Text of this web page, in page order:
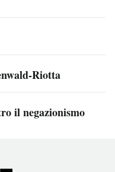
Riotta
il negazionismo